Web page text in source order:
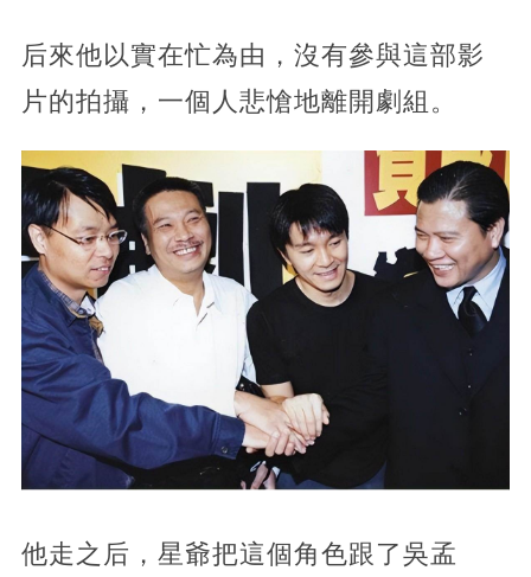
后來他以實在忙為由，沒有參與這部影
片的拍攝，一個人悲愴地離開劇組。
他走之后，星爺把這個角色跟了吳孟